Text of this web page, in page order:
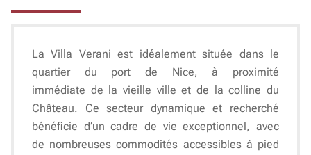
LaVilla Verani est idéalement située dans le
quartier du port de Nice, à proximité
immédiate de la vieille ville et de la colline du
Château. Ce secteur dynamique et recherché
bénéficie d’uncadre de vie exceptionnel , avec
de nombreuses commodités accessibles à pied